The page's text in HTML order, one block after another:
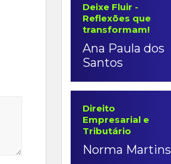
Deixe Fluir -
Reflexões que
transformam!
Ana Paula dos
Santos
Direito
Empresarial e
Tributário
Norma Martins